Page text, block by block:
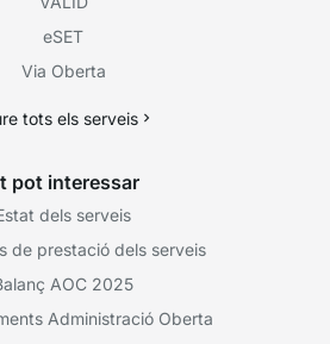
eSET
Via Oberta
tots els serveis
pot interessar
dels serveis
de prestació dels serveis
AOC 2025
Administració Oberta